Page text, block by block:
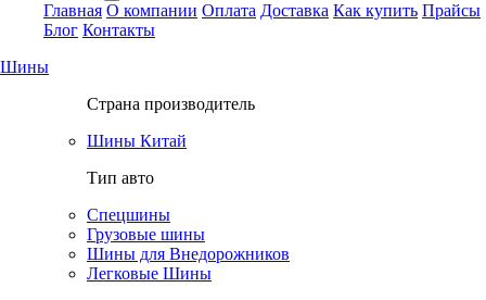
Главная О компании Оплата Доставка Как купить Прайсы
Блог Контакты
Шины
Страна производитель
Шины Китай
Тип авто
Спецшины
Грузовые шины
Шины для Внедорожников
Легковые Шины